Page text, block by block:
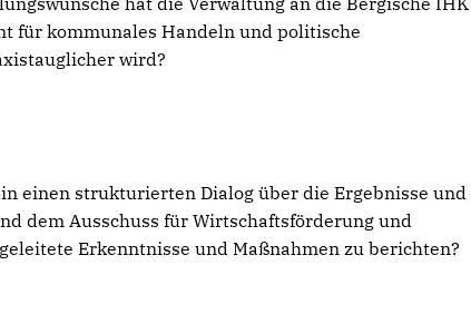
für kommunales Handeln und politische
wird?
einen strukturierten Dialog über die Ergebnisse und
dem Ausschuss für Wirtschaftsförderung und
Erkenntnisse und Maßnahmen zu berichten?